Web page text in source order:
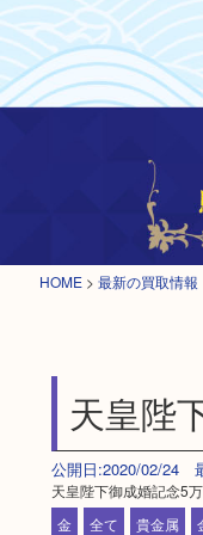
HOME > 最新の買取情報
天皇陛
公開日:2020/02/24
天皇陛下御成婚記念5
金
全て 貴金属